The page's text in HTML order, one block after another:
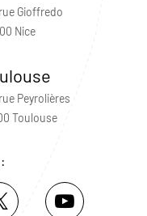
Gioffredo
Nice
Peyrolières
Toulouse